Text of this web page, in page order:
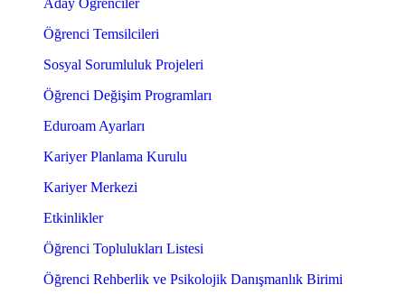
Aday Öğrenciler
Öğrenci Temsilcileri
Sosyal Sorumluluk Projeleri
Öğrenci Değişim Programları
Eduroam Ayarları
Kariyer Planlama Kurulu
Kariyer Merkezi
Etkinlikler
Öğrenci Toplulukları Listesi
Öğrenci Rehberlik ve Psikolojik Danışmanlık Birimi